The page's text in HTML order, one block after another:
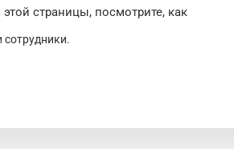
страницы, посмотрите, как
сотрудники.